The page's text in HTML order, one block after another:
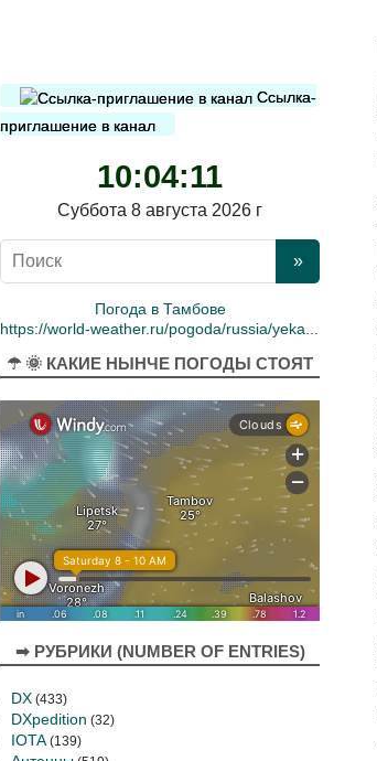
Ссылка-
приглашение в канал
10:04:11
Суббота 8 августа 2026 г
Погода в Тамбове
https://world-weather.ru/pogoda/russia/yekaterinburg/
☂ 🌞 КАКИЕ НЫНЧЕ ПОГОДЫ СТОЯТ
➡ РУБРИКИ (NUMBER OF ENTRIES)
DX (433)
DXpedition (32)
IOTA (139)